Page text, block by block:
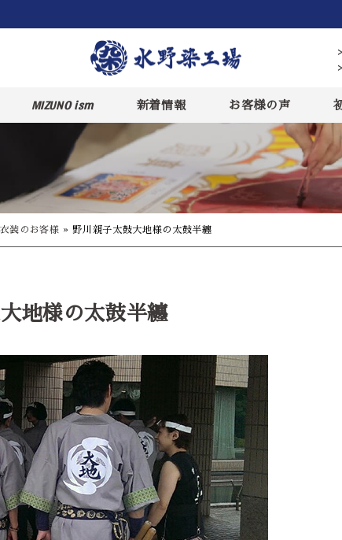
MIZUNO ism 新着情報 お客様の声
装のお客様 » 野川親子太鼓大地様の太鼓半纏
地様の太鼓半纏